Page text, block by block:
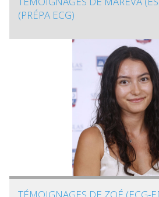
(PRÉPA ECG)
TÉMOIGNAGES DE ZOÉ (ECG-